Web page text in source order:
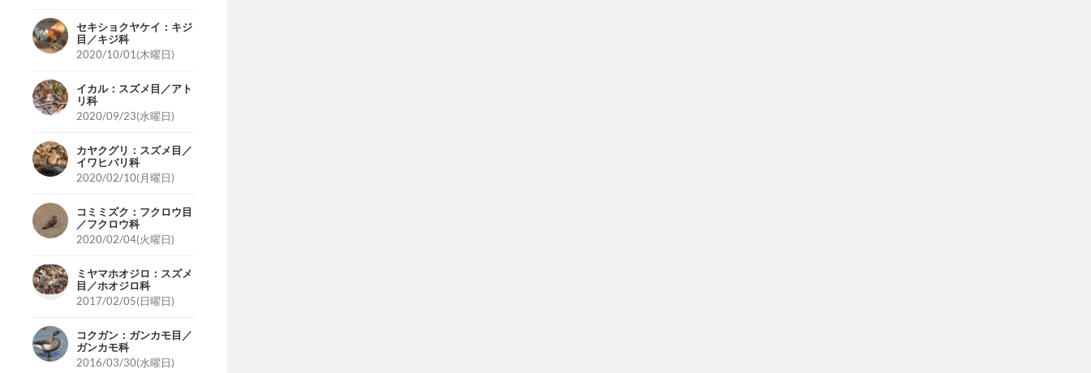
セキショクヤケイ：キジ
目／キジ科
2020/10/01(木曜日)
イカル：スズメ目／アト
リ科
2020/09/23(水曜日)
カヤクグリ：スズメ目／
イワヒバリ科
2020/02/10(月曜日)
コミミズク：フクロウ目
／フクロウ科
2020/02/04(火曜日)
ミヤマホオジロ：スズメ
目／ホオジロ科
2017/02/05(日曜日)
コクガン：ガンカモ目／
ガンカモ科
2016/03/30(水曜日)